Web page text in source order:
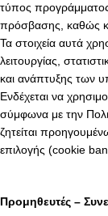
τύπος
πρόσβασης, καθώς
Τα στοιχεία αυτά
λειτουργίας,
και ανάπτυξης των
Ενδέχεται να
σύμφωνα με την
ζητείται
επιλογής (cookie
Προμηθευτές –